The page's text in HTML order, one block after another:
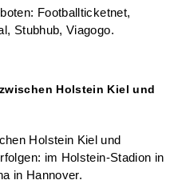
Footballticketnet,
Stubhub, Viagogo.
Holstein Kiel und
Holstein Kiel und
im Holstein-Stadion in
in Hannover.